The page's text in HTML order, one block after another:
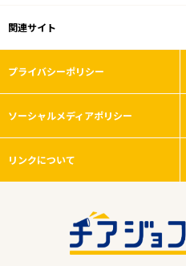
関連サイト
プライバシーポリシー
ソーシャルメディアポリシー
リンクについて